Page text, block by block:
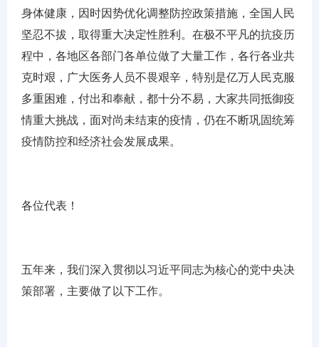
身体健康，因时因势优化调整防控政策措施，全国人民
坚忍不拔，取得重大决定性胜利。在极不平凡的抗疫历
程中，各地区各部门各单位做了大量工作，各行各业共
克时艰，广大医务人员不畏艰辛，特别是亿万人民克服
多重困难，付出和奉献，都十分不易，大家共同抵御疫
情重大挑战，面对尚未结束的疫情，仍在不断巩固统筹
疫情防控和经济社会发展成果。
各位代表！
五年来，我们深入贯彻以习近平同志为核心的党中央决
策部署，主要做了以下工作。